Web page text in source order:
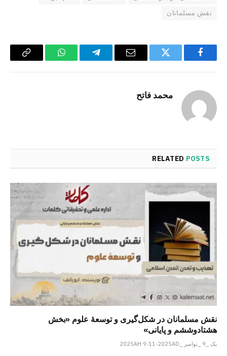
نقش مسلمانان
Facebook
Twitter
Email
Telegram
WhatsApp
Copy
محمد فاتح
RELATED POSTS
نقش مسلمانان در شکل‌گیری و توسعۀ علوم «بخش
هشتادوششم و پایانی»
یک _9 _نوامبر _2025AH 9-11-2025AD